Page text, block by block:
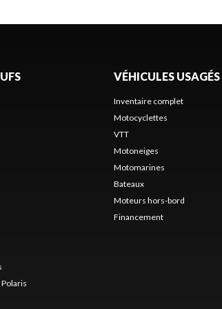
VÉHICULES USAGÉS
Inventaire complet
Motocyclettes
VTT
Motoneiges
Motomarines
Bateaux
Moteurs hors-bord
Financement